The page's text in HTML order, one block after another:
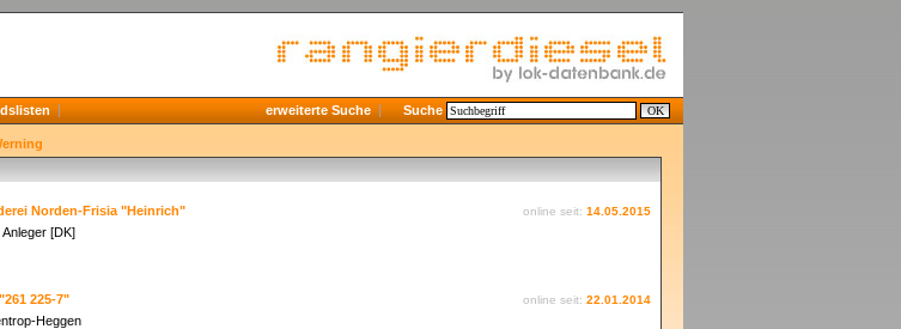
erweiterte Suche Suche
Norden-Frisia "Heinrich" online seit: 14.05.2015
Anleger [DK]
225-7" online seit: 22.01.2014
Heggen